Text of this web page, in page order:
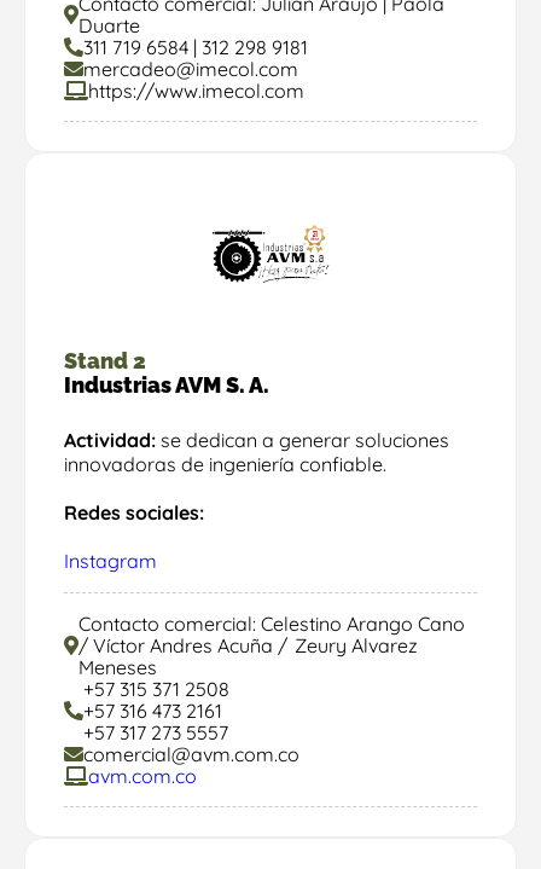
Duarte
311 719 6584 | 312 298 9181
mercadeo@imecol.com
https://www.imecol.com
Stand 2
Industrias AVM S. A.
Actividad: se dedican a generar soluciones
innovadoras de ingeniería confiable.
Redes sociales:
Instagram
Contacto comercial: Celestino Arango Cano
/ Víctor Andres Acuña / Zeury Alvarez
Meneses
+57 315 371 2508
+57 316 473 2161
+57 317 273 5557
comercial@avm.com.co
avm.com.co